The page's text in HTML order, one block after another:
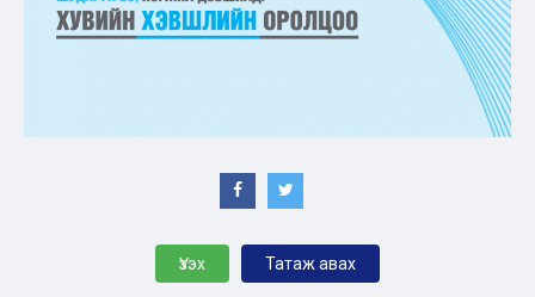
Үзэх Татаж авах